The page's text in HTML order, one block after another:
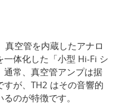
真空管を内蔵したアナロ
体化した「小型 Hi-Fi シ
通常、真空管アンプは据
が、TH2 はその音響的
のが特徴です。